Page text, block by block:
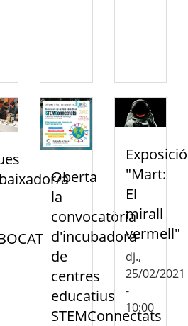
a
Oberta
la
convocatòria
d'incubadora
de
centres
educatius
STEMConnectats
"Mart:
El
mirall
vermell"
dj.,
25/02/2021
-
10:00